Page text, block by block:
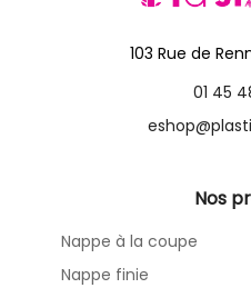
103 Rue de
01 45
Nos
Nappe à la coupe
Nappe finie